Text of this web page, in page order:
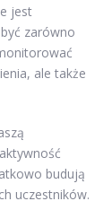
jest
zarówno
ale także
budują
uczestników.